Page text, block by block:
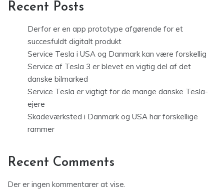
Recent Posts
Derfor er en app prototype afgørende for et
succesfuldt digitalt produkt
Service Tesla i USA og Danmark kan være forskellig
Service af Tesla 3 er blevet en vigtig del af det
danske bilmarked
Service Tesla er vigtigt for de mange danske Tesla-
ejere
Skadeværksted i Danmark og USA har forskellige
rammer
Recent Comments
Der er ingen kommentarer at vise.